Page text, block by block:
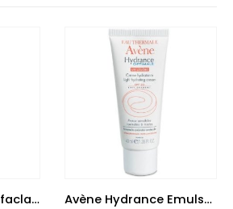
La Roche-Posay Effaclar Loção Adstringente 200 ml Avène Hydrance Emulsão UV Suave 40 ml